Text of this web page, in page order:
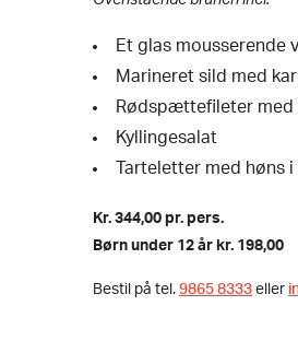
Et glas mousserende
Marineret sild med
Rødspættefileter med
Kyllingesalat
Tarteletter med høns
Kr. 344,00 pr. pers.
Børn under 12 år kr. 198,00
Bestil på tel. 9865 8333 eller